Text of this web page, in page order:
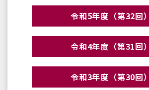
令和5年度（第32回）
令和4年度（第31回）
令和3年度（第30回）